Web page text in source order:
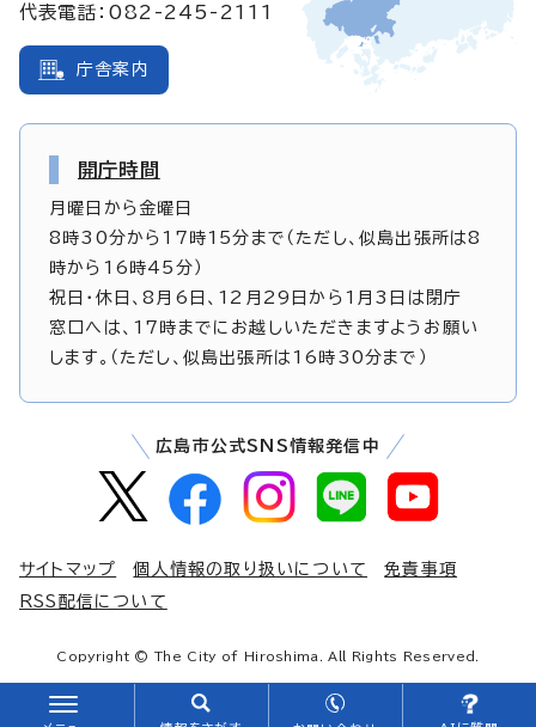
代表電話：082-245-2111
庁舎案内
開庁時間
月曜日から金曜日
8時30分から17時15分まで（ただし、似島出張所は8
時から16時45分）
祝日・休日、8月6日、12月29日から1月3日は閉庁
窓口へは、17時までにお越しいただきますようお願い
します。（ただし、似島出張所は16時30分まで）
広島市公式SNS情報発信中
サイトマップ 個人情報の取り扱いについて
免責事項
RSS配信について
Copyright © The City of Hiroshima. All Rights Reserved.